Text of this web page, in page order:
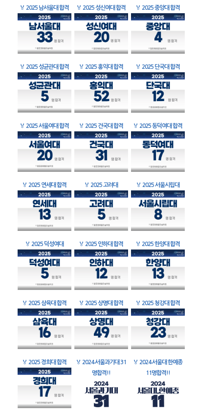
🏅 2025 남서울대 합격 🏅 2025 성신여대 합격 🏅 2025 중앙대 합격
🏅 2025 성균관대 합격 🏅 2025 홍익대 합격 🏅 2025 단국대 합격
🏅 2025 서울여대 합격 🏅 2025 건국대 합격 🏅 2025 동덕여대 합격
🏅 2025 연세대 합격 🏅 2025 고려대 🏅 2025 서울시립대
🏅 2025 덕성여대 🏅 2025 인하대 합격 🏅 2025 한양대 합격
🏅 2025 삼육대 합격 🏅 2025 상명대 합격 🏅 2025 청강대 합격
🏅 2025 경희대 합격 🏅 2024 서울과기대 31
명합격!!
🏅 2024 서울대 한예종
11명합격!!